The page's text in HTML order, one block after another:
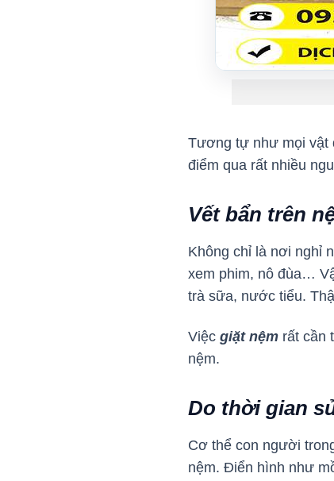
Tương tự như mọi vật
điểm qua rất nhiều
Vết bẩn trên
Không chỉ là nơi nghỉ
xem phim, nô đùa…
trà sữa, nước tiểu.
Việc giặt nệm rất cần
nệm.
Do thời gian
Cơ thể con người
nệm. Điển hình như